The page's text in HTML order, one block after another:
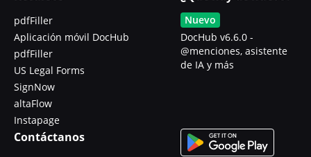
pdfFiller
Aplicación móvil DocHub
pdfFiller
US Legal Forms
SignNow
altaFlow
Instapage
Nuevo
DocHub v6.6.0 -
@menciones, asistente
de IA y más
Contáctanos